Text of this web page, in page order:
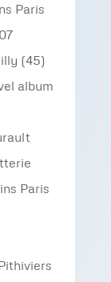
Paris
(45)
album
Paris